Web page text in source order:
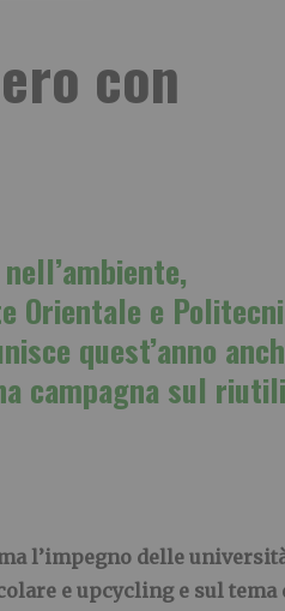
con
Orientale e
quest’anno
campagna sul
l’impegno delle
e upcycling e sul tema